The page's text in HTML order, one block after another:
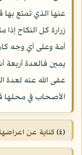
عنها الذي تمتع
زرارة كل النكاح
أمة وعلى أي وجه
يمين فالعدة
عفى الله عنه لعدة
الأصحاب في
(٤) كناية عن